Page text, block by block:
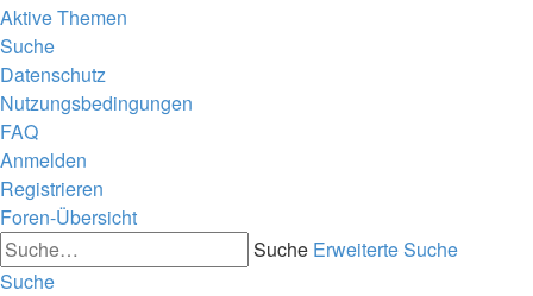
Aktive Themen
Suche
Datenschutz
Nutzungsbedingungen
FAQ
Anmelden
Registrieren
Foren-Übersicht
Suche Erweiterte Suche
Suche